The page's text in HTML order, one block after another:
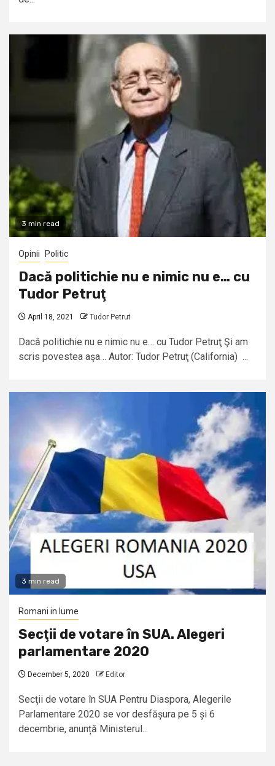
3 min read
Opinii Politic
Dacă politichie nu e nimic nu e… cu
Tudor Petruţ
April 18, 2021 Tudor Petrut
Dacă politichie nu e nimic nu e… cu Tudor Petruţ Şi am
scris povestea aşa… Autor: Tudor Petruţ (California) ...
3 min read
Romani in lume
Secţii de votare în SUA. Alegeri
parlamentare 2020
December 5, 2020 Editor
Secţii de votare în SUA Pentru Diaspora, Alegerile
Parlamentare 2020 se vor desfășura pe 5 și 6
decembrie, anunță Ministerul...